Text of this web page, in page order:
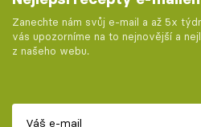
Zanechte nám svůj e-mail a až 5x
vás upozorníme na to nejnovější a
z našeho webu.